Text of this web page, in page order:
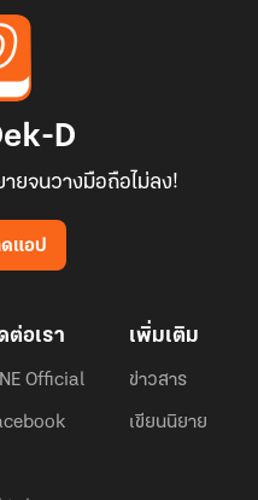
D
ยจนวางมือถือไม่ลง!
แอป
ต่อเรา
Official
เพิ่มเติม
ข่าวสาร
เขียนนิยาย